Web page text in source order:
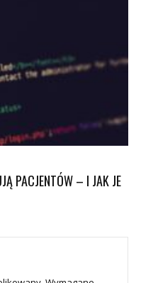
PACJENTÓW – I JAK JE